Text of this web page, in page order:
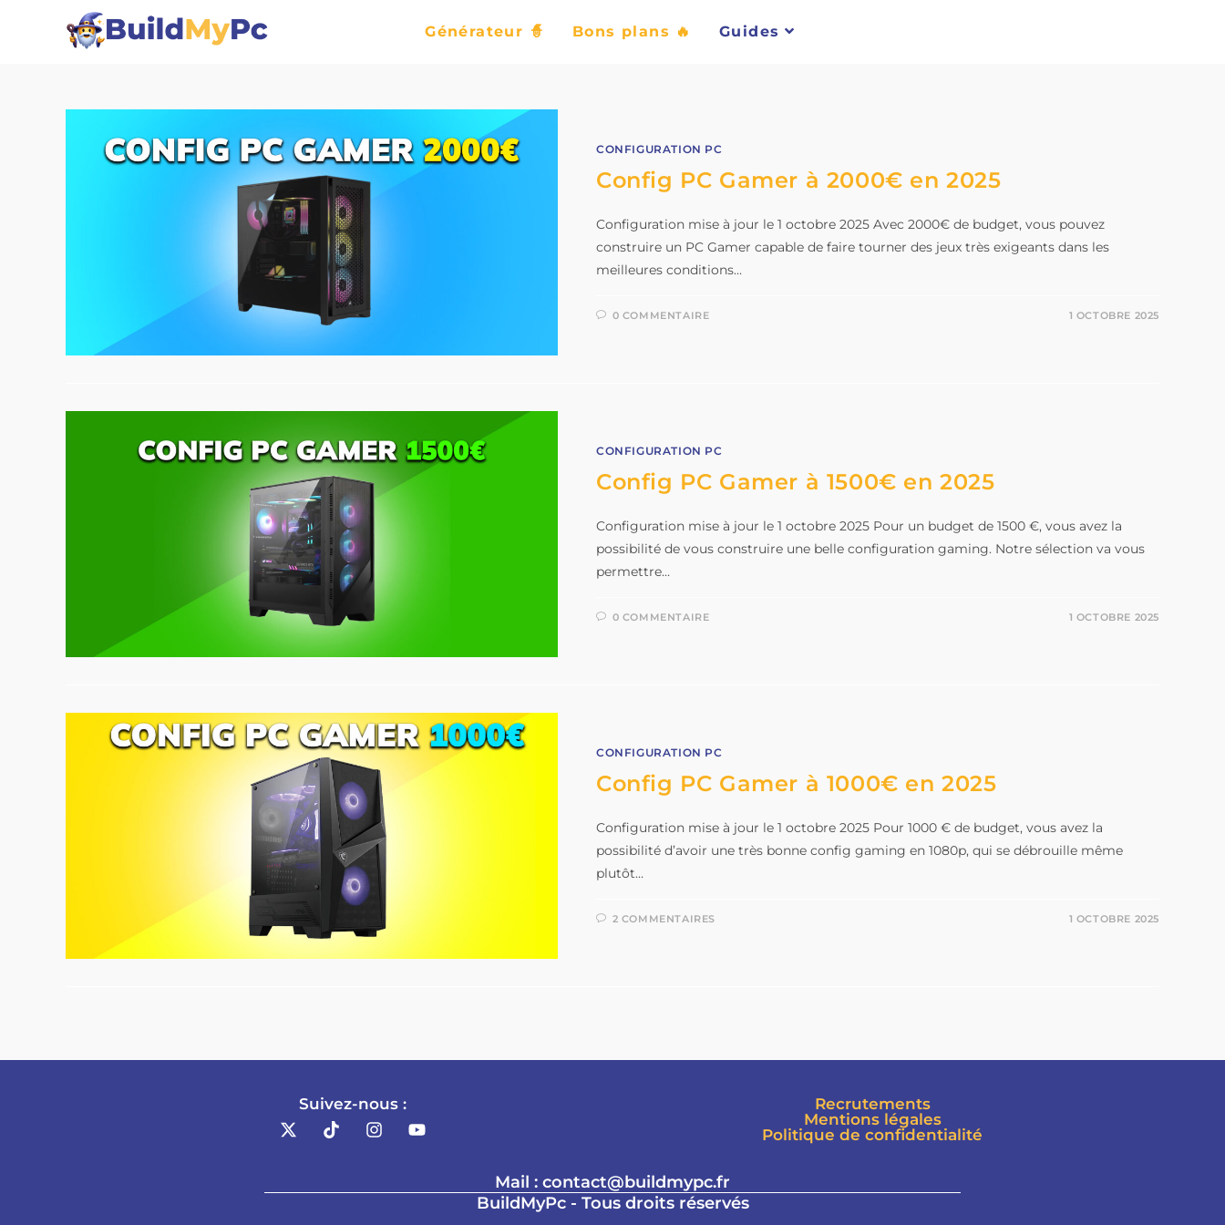
Générateur 🧙 Bons plans 🔥 Guides
CONFIGURATION PC
Config PC Gamer à 2000€ en 2025
Configuration mise à jour le 1 octobre 2025 Avec 2000€ de budget, vous pouvez
construire un PC Gamer capable de faire tourner des jeux très exigeants dans les
meilleures conditions…
0 COMMENTAIRE 1 OCTOBRE 2025
CONFIGURATION PC
Config PC Gamer à 1500€ en 2025
Configuration mise à jour le 1 octobre 2025 Pour un budget de 1500 €, vous avez la
possibilité de vous construire une belle configuration gaming. Notre sélection va vous
permettre…
0 COMMENTAIRE 1 OCTOBRE 2025
CONFIGURATION PC
Config PC Gamer à 1000€ en 2025
Configuration mise à jour le 1 octobre 2025 Pour 1000 € de budget, vous avez la
possibilité d’avoir une très bonne config gaming en 1080p, qui se débrouille même
plutôt…
2 COMMENTAIRES 1 OCTOBRE 2025
Suivez-nous :
Recrutements
Mentions légales
Politique de confidentialité
Mail : contact@buildmypc.fr
BuildMyPc - Tous droits réservés